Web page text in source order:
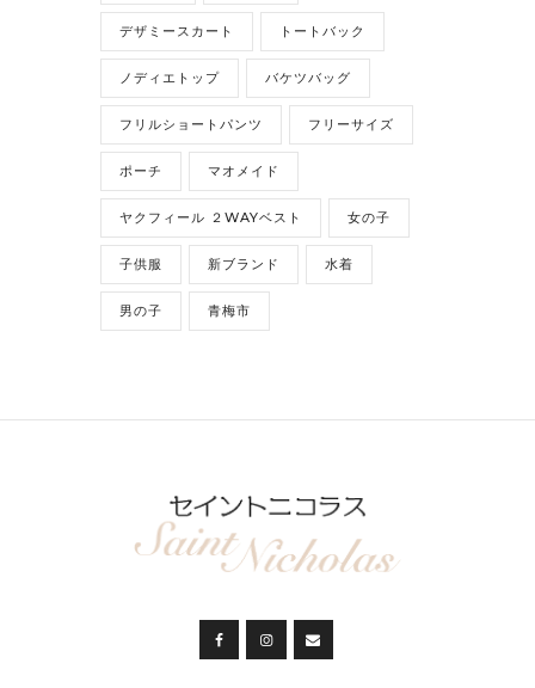
デザミースカート トートバック
ノディエトップ バケツバッグ
フリルショートパンツ フリーサイズ
ポーチ マオメイド
ヤクフィール ２WAYベスト 女の子
子供服 新ブランド 水着
男の子 青梅市